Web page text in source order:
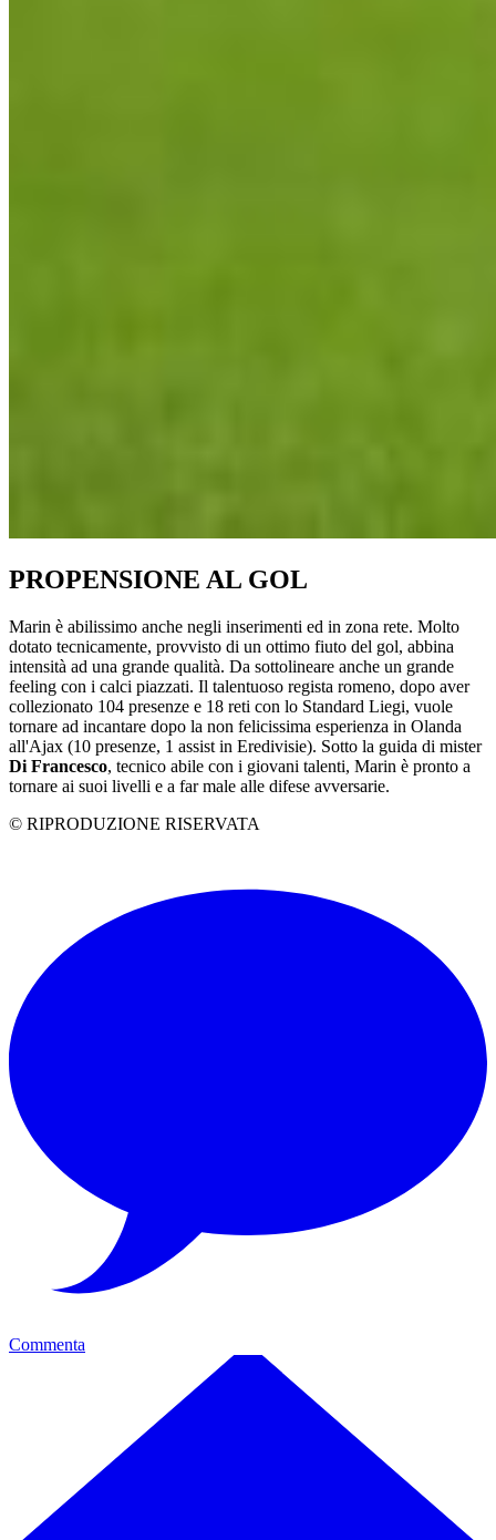
PROPENSIONE AL GOL
Marin è abilissimo anche negli inserimenti ed in zona rete. Molto
dotato tecnicamente, provvisto di un ottimo fiuto del gol, abbina
intensità ad una grande qualità. Da sottolineare anche un grande
feeling con i calci piazzati. Il talentuoso regista romeno, dopo aver
collezionato 104 presenze e 18 reti con lo Standard Liegi, vuole
tornare ad incantare dopo la non felicissima esperienza in Olanda
all'Ajax (10 presenze, 1 assist in Eredivisie). Sotto la guida di mister
Di Francesco, tecnico abile con i giovani talenti, Marin è pronto a
tornare ai suoi livelli e a far male alle difese avversarie.
© RIPRODUZIONE RISERVATA
Commenta